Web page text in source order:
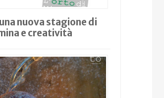
nuova stagione di
e creatività